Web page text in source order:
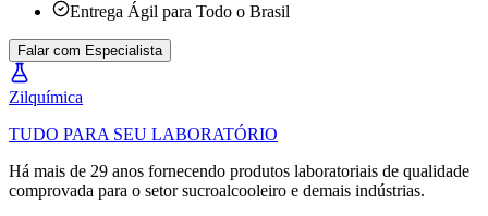
Entrega Ágil para Todo o Brasil
Falar com Especialista
Zilquímica
TUDO PARA SEU LABORATÓRIO
Há mais de 29 anos fornecendo produtos laboratoriais de qualidade
comprovada para o setor sucroalcooleiro e demais indústrias.